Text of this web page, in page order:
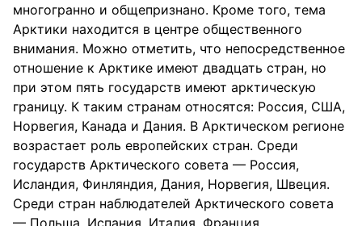
многогранно и общепризнано. Кроме того, тема
Арктики находится в центре общественного
внимания. Можно отметить, что непосредственное
отношение к Арктике имеют двадцать стран, но
при этом пять государств имеют арктическую
границу. К таким странам относятся: Россия, США,
Норвегия, Канада и Дания. В Арктическом регионе
возрастает роль европейских стран. Среди
государств Арктического совета — Россия,
Исландия, Финляндия, Дания, Норвегия, Швеция.
Среди стран наблюдателей Арктического совета
— Польша, Испания, Италия, Франция,